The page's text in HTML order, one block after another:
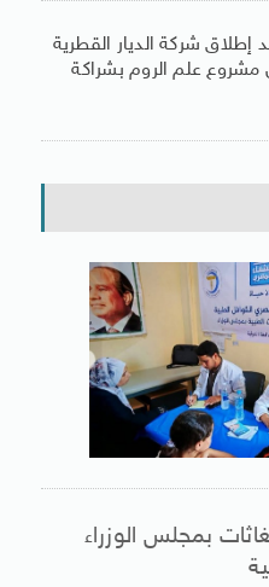
إطلاق شركة الديار القطرية
مشروع علم الروم بشراكة
بمجلس الوزراء